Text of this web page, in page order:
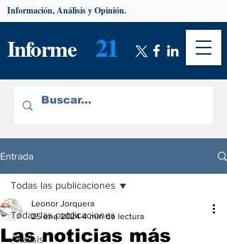
Informe 21
Información, Análisis y Opinión.
Entrada
Todas las publicaciones
Análisis
Todas las publicaciones
Las noticias más
Leonor Jorquera
25 ene 2024 4 min de lectura